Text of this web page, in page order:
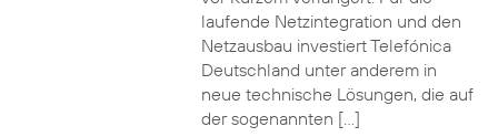
laufende Netzintegration und den
Netzausbau investiert Telefónica
Deutschland unter anderem in
neue technische Lösungen, die auf
der sogenannten […]